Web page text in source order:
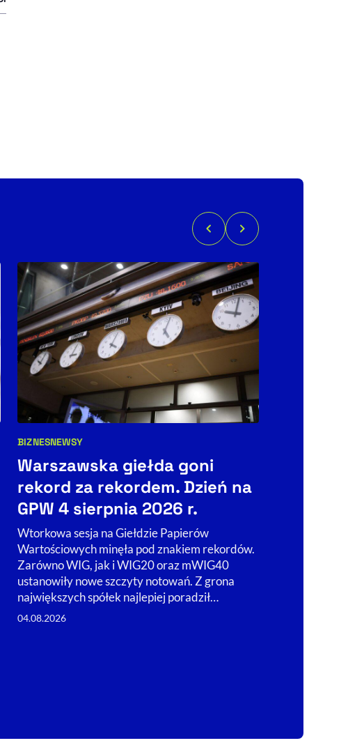
Kategorie artykułu:
BIZNESNEWSY
Warszawska giełda goni
rekord za rekordem. Dzień na
GPW 4 sierpnia 2026 r.
Wtorkowa sesja na Giełdzie Papierów
Wartościowych minęła pod znakiem rekordów.
Zarówno WIG, jak i WIG20 oraz mWIG40
ustanowiły nowe szczyty notowań. Z grona
największych spółek najlepiej poradził…
04.08.2026